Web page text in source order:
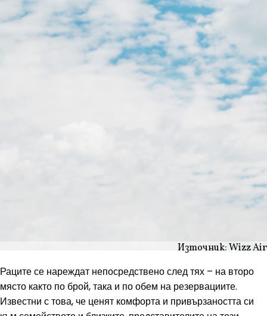
Източник: Wizz Air
Раците се нареждат непосредствено след тях – на второ
място както по брой, така и по обем на резервациите.
Известни с това, че ценят комфорта и привързаността си